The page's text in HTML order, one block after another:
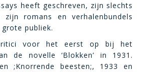
heeft geschreven, zijn slechts
romans en verhalenbundels
publiek.
voor het eerst op bij het
de novelle ‘Blokken’ in 1931.
;Knorrende beesten;, 1933 en